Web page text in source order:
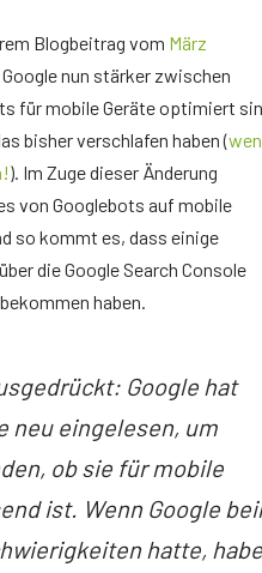
Blogbeitrag vom März
nun stärker zwischen
für mobile Geräte optimiert
bisher verschlafen haben (
). Im Zuge dieser Änderung
von Googlebots auf mobile
so kommt es, dass einige
die Google Search Console
haben.
Google hat
neu eingelesen, um
ob sie für mobile
ist. Wenn Google
hatte,